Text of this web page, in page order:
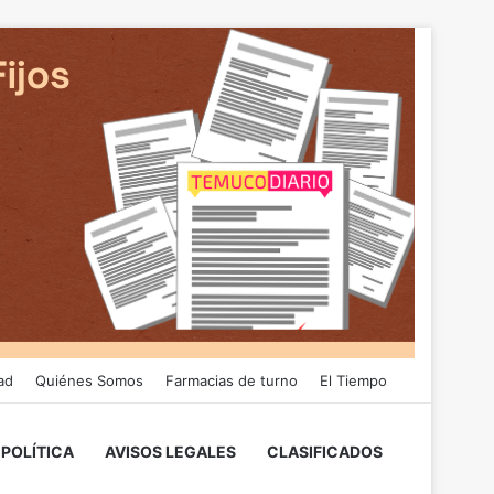
Quiénes Somos Farmacias de turno El Tiempo
POLÍTICA AVISOS LEGALES CLASIFICADOS